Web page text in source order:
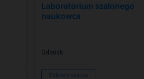
Laboratorium szalonego
naukowca
Gdańsk
Zobacz więcej